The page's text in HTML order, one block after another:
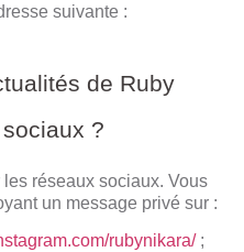
suivante :
de Ruby
?
réseaux sociaux. Vous
un message privé sur :
rubynikara/ ;